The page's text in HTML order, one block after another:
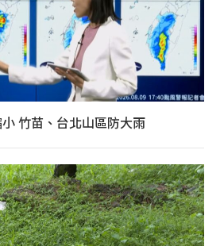
竹苗、台北山區防大雨